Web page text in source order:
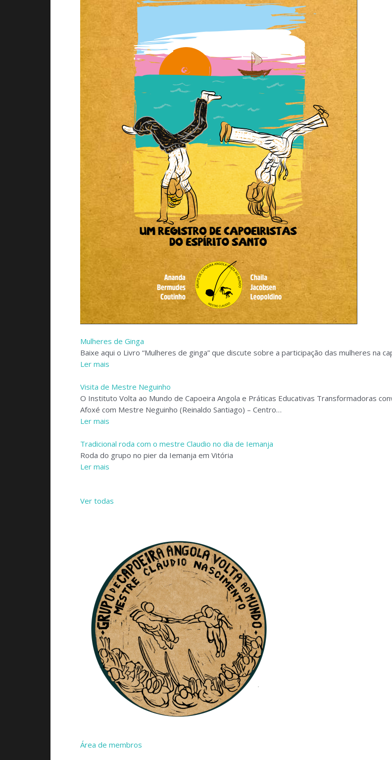
Mulheres de Ginga
Baixe aqui o Livro “Mulheres de ginga” que discute sobre a participação das mulheres na
Ler mais
Visita de Mestre Neguinho
O Instituto Volta ao Mundo de Capoeira Angola e Práticas Educativas Transformadoras
Afoxé com Mestre Neguinho (Reinaldo Santiago) – Centro…
Ler mais
Tradicional roda com o mestre Claudio no dia de Iemanja
Roda do grupo no pier da Iemanja em Vitória
Ler mais
Ver todas
Área de membros